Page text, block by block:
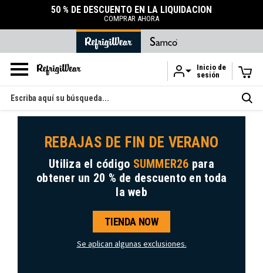
Ir al contenido principal
50 % DE DESCUENTO EN LA LIQUIDACIÓN
COMPRAR AHORA
Inicio de
sesión
Buscar
en
REBAJAS DE FIN DE VERANO
Utiliza el código SUMMER26 para
obtener un 20 % de descuento en toda
la web
TIENDA NOW
Se aplican algunas exclusiones.